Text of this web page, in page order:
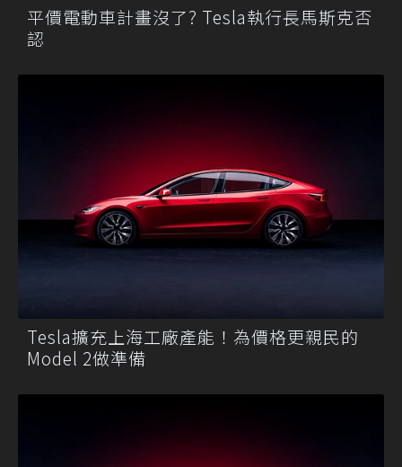
平價電動車計畫沒了? Tesla執行長馬斯克否
認
Tesla擴充上海工廠產能！為價格更親民的
Model 2做準備